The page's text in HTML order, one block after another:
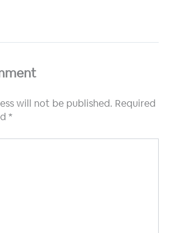
will not be published. Required
*